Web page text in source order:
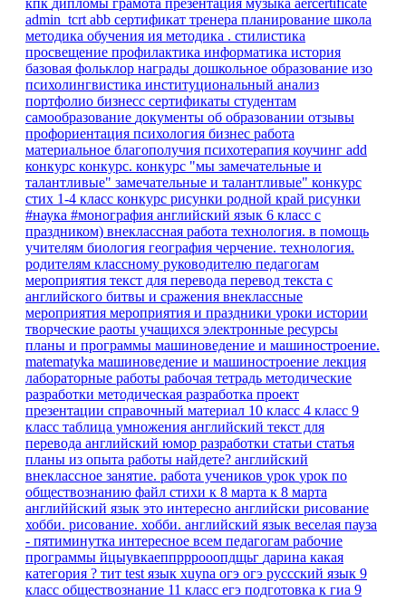
admin_tcrt abb сертификат тренера планирование школа
методика обучения ия методика . стилистика
просвещение профилактика информатика история
базовая фольклор награды дошкольное образование изо
психолингвистика институциональный анализ
портфолио бизнесс сертификаты студентам
самообразование документы об образовании отзывы
профориентация психология бизнес работа
материальное благополучия психотерапия коучинг add
конкурс конкурс. конкурс "мы замечательные и
талантливые" замечательные и талантливые" конкурс
стих 1-4 класс конкурс рисунки родной край рисунки
#наука #монография английский язык 6 класс с
праздником) внеклассная работа технология. в помощь
учителям биология география черчение. технология.
родителям классному руководителю педагогам
мероприятия текст для перевода перевод текста с
английского битвы и сражения внеклассные
мероприятия мероприятия и праздники уроки истории
творческие раоты учащихся электронные ресурсы
планы и программы машиноведение и машиностроение.
matematyka машиноведение и машиностроение лекция
лабораторные работы рабочая тетрадь методические
разработки методическая разработка проект
презентации справочный материал 10 класс 4 класс 9
класс таблица умножения английский текст для
перевода английский юмор разработки статьи статья
планы из опыта работы найдете? английский
внеклассное занятие. работа учеников урок урок по
обществознанию файл стихи к 8 марта к 8 марта
английйский язык это интересно английски рисование
хобби. рисование. хобби. английский язык веселая пауза
- пятиминутка интересное всем педагогам рабочие
программы йцыувкаеппрррооопдщьг дарина какая
категория ? тит test язык xuyna огэ огэ руссский язык 9
класс обществознание 11 класс егэ подготовка к гиа 9